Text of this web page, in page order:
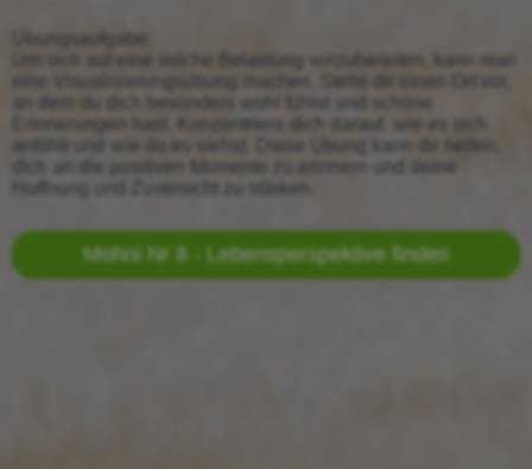
Übungsaufgabe:
Um sich auf eine solche Belastung vorzubereiten, kann man
eine Visualisierungsübung machen. Stelle dir einen Ort vor,
an dem du dich besonders wohl fühlst und schöne
Erinnerungen hast. Konzentriere dich darauf, wie es sich
anfühlt und wie du es siehst. Diese Übung kann dir helfen,
dich an die positiven Momente zu erinnern und deine
Hoffnung und Zuversicht zu stärken.
Mohni Nr 8 - Lebensperspektive finden